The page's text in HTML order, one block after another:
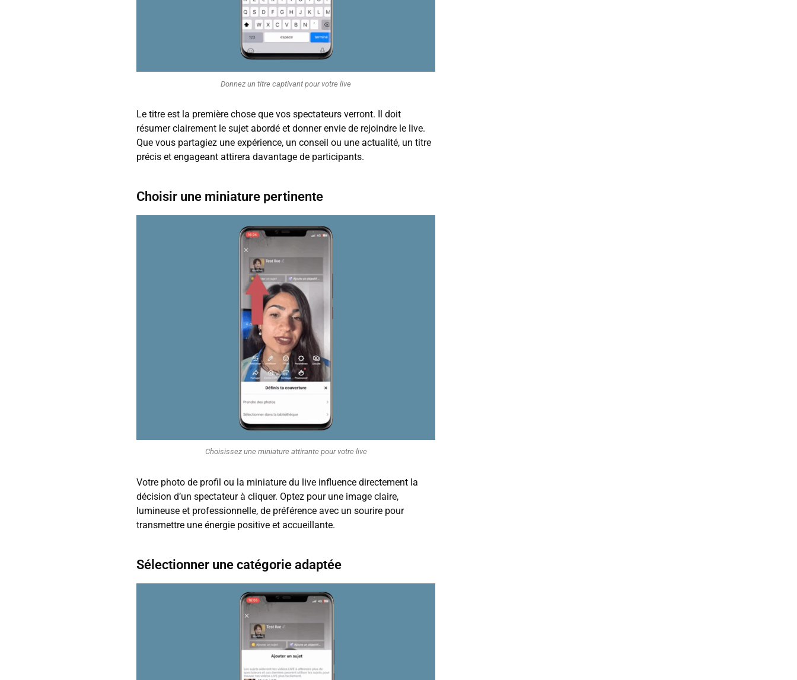
Donnez un titre captivant pour votre live
Le titre est la première chose que vos spectateurs verront. Il doit
résumer clairement le sujet abordé et donner envie de rejoindre le live.
Que vous partagiez une expérience, un conseil ou une actualité, un titre
précis et engageant attirera davantage de participants.
Choisir une miniature pertinente
Choisissez une miniature attirante pour votre live
Votre photo de profil ou la miniature du live influence directement la
décision d’un spectateur à cliquer. Optez pour une image claire,
lumineuse et professionnelle, de préférence avec un sourire pour
transmettre une énergie positive et accueillante.
Sélectionner une catégorie adaptée